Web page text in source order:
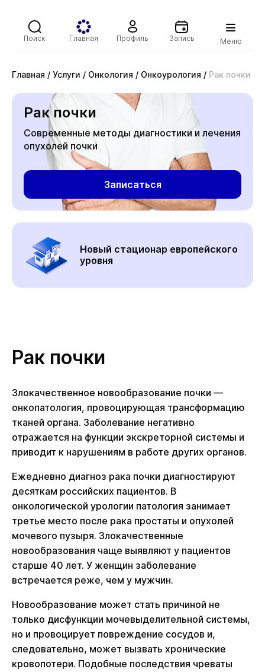
Поиск Главная Профиль Запись Меню
Главная / Услуги / Онкология / Онкоурология / Рак почки
Рак почки
Современные методы диагностики и лечения
опухолей почки
Записаться
Новый стационар европейского
уровня
Рак почки
Злокачественное новообразование почки —
онкопатология, провоцирующая трансформацию
тканей органа. Заболевание негативно
отражается на функции экскреторной системы и
приводит к нарушениям в работе других органов.
Ежедневно диагноз рака почки диагностируют
десяткам российских пациентов. В
онкологической урологии патология занимает
третье место после рака простаты и опухолей
мочевого пузыря. Злокачественные
новообразования чаще выявляют у пациентов
старше 40 лет. У женщин заболевание
встречается реже, чем у мужчин.
Новообразование может стать причиной не
только дисфункции мочевыделительной системы,
но и провоцирует повреждение сосудов и,
следовательно, может вызвать хронические
кровопотери. Подобные последствия чреваты